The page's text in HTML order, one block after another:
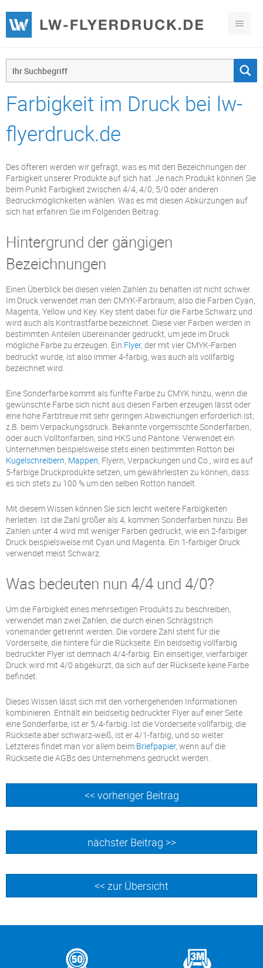
Farbigkeit im Druck bei lw-
flyerdruck.de
Des öfteren werden wir gefragt, was es mit den Bezeichnungen der
Farbigkeit unserer Produkte auf sich hat. Je nach Produkt können Sie
beim Punkt Farbigkeit zwischen 4/4, 4/0, 5/0 oder anderen
Bedruckmöglichkeiten wählen. Was es mit diesen Abkürzungen auf
sich hat erfahren Sie im Folgenden Beitrag.
Hintergrund der gängigen
Bezeichnungen
Einen Überblick bei diesen vielen Zahlen zu behalten ist nicht schwer.
Im Druck verwendet man den CMYK-Farbraum, also die Farben Cyan,
Magenta, Yellow und Key. Key steht dabei für die Farbe Schwarz und
wird auch als Kontrastfarbe bezeichnet. Diese vier Farben werden in
bestimmten Anteilen übereinander gedruckt, um jede im Druck
mögliche Farbe zu erzeugen. Ein Flyer, der mit vier CMYK-Farben
bedruckt wurde, ist also immer 4-farbig, was auch als vollfarbig
bezeichnet wird.
Eine Sonderfarbe kommt als fünfte Farbe zu CMYK hinzu, wenn die
gewünschte Farbe sich nicht aus diesen Farben erzeugen lässt oder
eine hohe Farbtreue mit sehr geringen Abweichungen erforderlich ist,
z.B. beim Verpackungsdruck. Bekannte vorgemischte Sonderfarben,
oder auch Volltonfarben, sind HKS und Pantone. Verwendet ein
Unternehmen beispielsweise stets einen bestimmten Rotton bei
Kugelschreibern, Mappen, Flyern, Verpackungen und Co., wird es auf
5-farbige Druckprodukte setzen, um gewährleisten zu können, dass
es sich stets zu 100 % um den selben Rotton handelt.
Mit diesem Wissen können Sie sich leicht weitere Farbigkeiten
herleiten. Ist die Zahl größer als 4, kommen Sonderfarben hinzu. Bei
Zahlen unter 4 wird mit weniger Farben gedruckt, wie ein 2-farbiger
Druck beispielsweise mit Cyan und Magenta. Ein 1-farbiger Druck
verwendet meist Schwarz.
Was bedeuten nun 4/4 und 4/0?
Um die Farbigkeit eines mehrseitigen Produkts zu beschreiben,
verwendet man zwei Zahlen, die durch einen Schrägstrich
voneinander getrennt werden. Die vordere Zahl steht für die
Vorderseite, die hintere für die Rückseite. Ein beidseitig vollfarbig
bedruckter Flyer ist demnach 4/4-farbig. Ein einseitiger, vierfarbiger
Druck wird mit 4/0 abgekürzt, da sich auf der Rückseite keine Farbe
befindet.
Dieses Wissen lässt sich mit den vorhergehenden Informationen
kombinieren. Enthält ein beidseitig bedruckter Flyer auf einer Seite
eine Sonderfarbe, ist er 5/4-farbig. Ist die Vorderseite vollfarbig, die
Rückseite aber schwarz-weiß, ist er 4/1-farbig, und so weiter.
Letzteres findet man vor allem beim Briefpapier, wenn auf die
Rückseite die AGBs des Unternehmens gedruckt werden.
<< vorheriger Beitrag
nächster Beitrag >>
<< zur Übersicht